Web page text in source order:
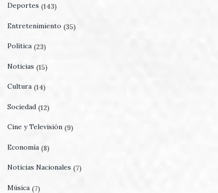
Deportes (143)
Entretenimiento (35)
Política (23)
Noticias (15)
Cultura (14)
Sociedad (12)
Cine y Televisión (9)
Economía (8)
Noticias Nacionales (7)
Música (7)